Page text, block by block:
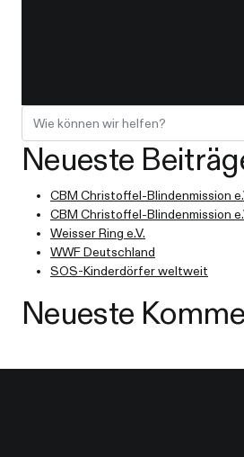
Wenn die Ergebnisse der
Neueste
CBM Christoffel-Blindenmission
CBM Christoffel-Blindenmission
Weisser Ring e.V.
WWF Deutschland
SOS-Kinderdörfer weltweit
Neueste